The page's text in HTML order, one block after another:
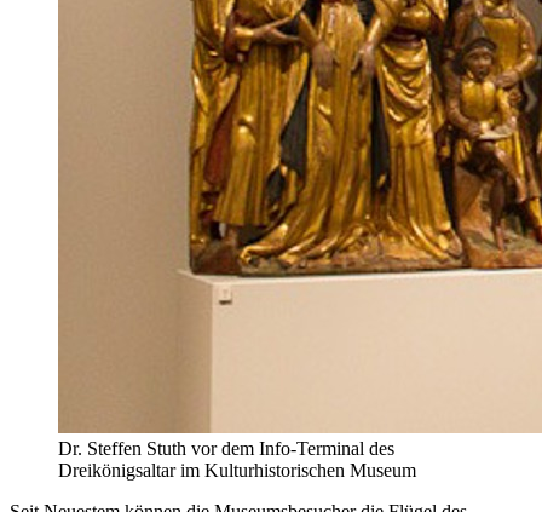
Dr. Steffen Stuth vor dem Info-Terminal des
Dreikönigsaltar im Kulturhistorischen Museum